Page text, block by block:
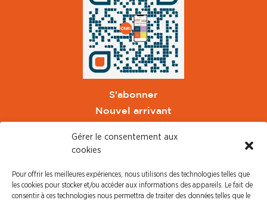
Gérer le consentement aux
cookies
Pour offrir les meilleures expériences, nous utilisons des technologies telles que
les cookies pour stocker et/ou accéder aux informations des appareils. Le fait de
consentir à ces technologies nous permettra de traiter des données telles que le
S'abonner
Nouvel arrivant
CFDT Cadres
CFDT Retraités